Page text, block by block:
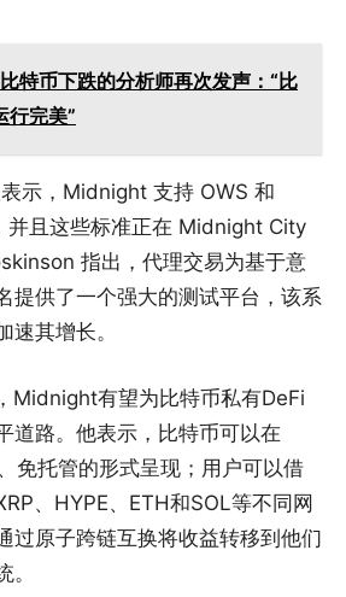
特币下跌的分析师再次发声：“比
行完美”
示，Midnight 支持 OWS 和
并且这些标准正在 Midnight City
指出，代理交易为基于意
提供了一个强大的测试平台，该系
速其增长。
Midnight有望为比特币私有DeFi
道路。他表示，比特币可以在
免托管的形式呈现；用户可以借
、HYPE、ETH和SOL等不同网
过原子跨链互换将收益转移到他们